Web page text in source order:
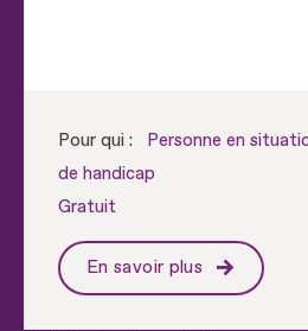
Pour qui :
Personne en
de handicap
Gratuit
En savoir plus